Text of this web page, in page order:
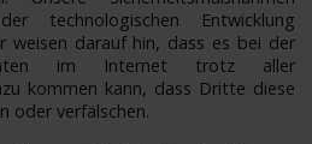
technologischen Entwicklung
weisen darauf hin, dass es bei der
im Internet trotz aller
kommen kann, dass Dritte diese
oder verfälschen.